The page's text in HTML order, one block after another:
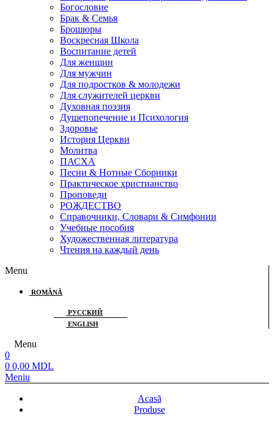
Богословие
Брак & Семья
Брошюры
Воскресная Школа
Воспитание детей
Для женщин
Для мужчин
Для подростков & молодежи
Для служителей церкви
Духовная поэзия
Душепопечение и Психология
Здоровье
История Церкви
Молитва
ПАСХА
Песни & Нотные Сборники
Практическое христианство
Проповеди
РОЖДЕСТВО
Справочники, Словари & Симфонии
Учебные пособия
Художественная литература
Чтения на каждый день
Menu
ROMÂNĂ
РУССКИЙ
ENGLISH
Menu
0
0 0,00 MDL
Meniu
Acasă
Produse